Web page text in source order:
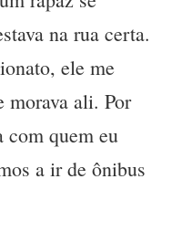
na rua certa.
ele me
morava ali. Por
com quem eu
a ir de ônibus